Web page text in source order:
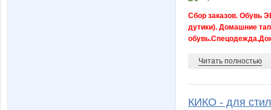
Сбор заказов. Обувь
дутики). Домашние
Читать полностью
КИКО - для